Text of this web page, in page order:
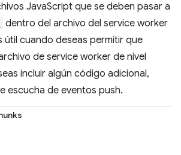
JavaScript que se deben pasar a
dentro del archivo del service worker
útil cuando deseas permitir que
de service worker de nivel
incluir algún código adicional,
escucha de eventos push.